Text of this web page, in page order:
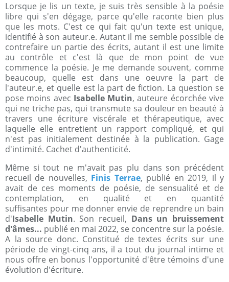
Lorsque je lis un texte, je suis très sensible à la poésie
libre qui s'en dégage, parce qu'elle raconte bien plus
que les mots. C'est ce qui fait qu'un texte est unique,
identifié à son auteur.e. Autant il me semble possible de
contrefaire un partie des écrits, autant il est une limite
au contrôle et c'est là que de mon point de vue
commence la poésie. Je me demande souvent, comme
beaucoup, quelle est dans une oeuvre la part de
l'auteur.e, et quelle est la part de fiction. La question se
pose moins avec Isabelle Mutin, auteure écorchée vive
qui ne triche pas, qui transmute sa douleur en beauté à
travers une écriture viscérale et thérapeutique, avec
laquelle elle entretient un rapport compliqué, et qui
n'est pas initialement destinée à la publication. Gage
d'intimité. Cachet d'authenticité.
Même si tout ne m'avait pas plu dans son précédent
recueil de nouvelles, Finis Terrae, publié en 2019, il y
avait de ces moments de poésie, de sensualité et de
contemplation, en qualité et en quantité
suffisantes pour me donner envie de reprendre un bain
d'Isabelle Mutin. Son recueil, Dans un bruissement
d'âmes... publié en mai 2022, se concentre sur la poésie.
A la source donc. Constitué de textes écrits sur une
période de vingt-cinq ans, il a tout du journal intime et
nous offre en bonus l'opportunité d'être témoins d'une
évolution d'écriture.